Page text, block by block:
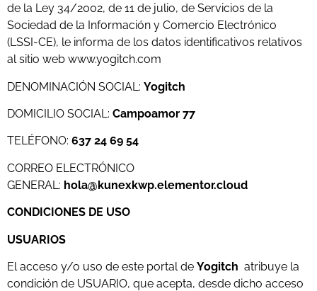
de la Ley 34/2002, de 11 de julio, de Servicios de la
Sociedad de la Información y Comercio Electrónico
(LSSI-CE), le informa de los datos identificativos relativos
al sitio web www.yogitch.com
DENOMINACIÓN SOCIAL: Yogitch
DOMICILIO SOCIAL: Campoamor 77
TELÉFONO: 637 24 69 54
CORREO ELECTRÓNICO
GENERAL: hola@kunexkwp.elementor.cloud
CONDICIONES DE USO
USUARIOS
El acceso y/o uso de este portal de Yogitch atribuye la
condición de USUARIO, que acepta, desde dicho acceso